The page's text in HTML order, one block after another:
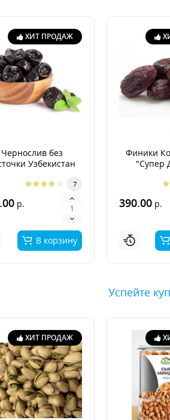
ХИТ ПРОДАЖ
Чернослив без
Узбекистан
7
р.
В корзину
Финики
"Супер
390.00 р.
Успейте
ХИТ ПРОДАЖ